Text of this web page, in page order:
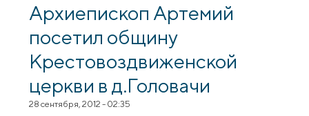
Архиепископ Артемий
посетил общину
Крестовоздвиженской
церкви в д.Головачи
28 сентября, 2012 - 02:35